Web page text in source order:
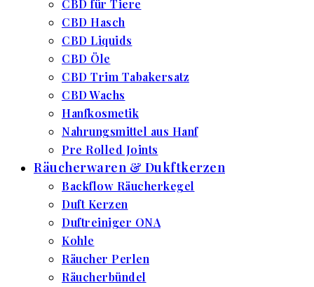
CBD für Tiere
CBD Hasch
CBD Liquids
CBD Öle
CBD Trim Tabakersatz
CBD Wachs
Hanfkosmetik
Nahrungsmittel aus Hanf
Pre Rolled Joints
Räucherwaren & Dukftkerzen
Backflow Räucherkegel
Duft Kerzen
Duftreiniger ONA
Kohle
Räucher Perlen
Räucherbündel